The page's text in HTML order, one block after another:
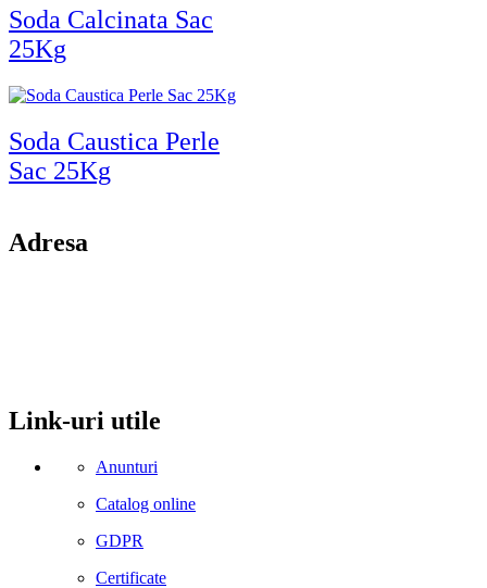
Soda Calcinata Sac
25Kg
Soda Caustica Perle
Sac 25Kg
Adresa
Link-uri utile
Anunturi
Catalog online
GDPR
Certificate